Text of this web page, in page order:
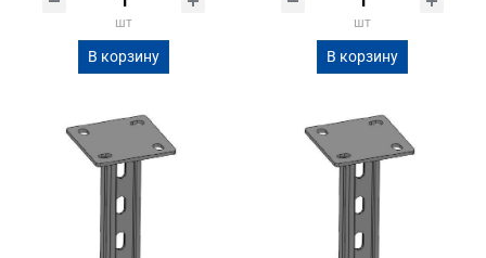
шт
В корзину
шт
В корзину